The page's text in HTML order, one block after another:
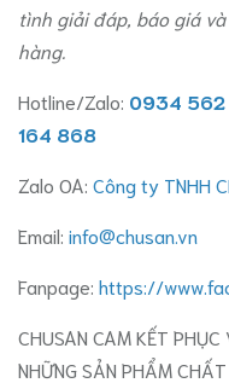
tình giải đáp, báo giá
hàng.
Hotline/Zalo: 0934
164 868
Zalo OA: Công ty TNHH
Email: info@chusan.vn
Fanpage: https://
CHUSAN CAM KẾT
NHỮNG SẢN PHẨM